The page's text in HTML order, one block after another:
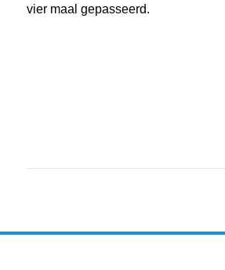
vier maal gepasseerd.